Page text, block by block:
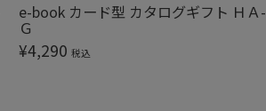
e-book カード型 カタログギフト ＨＡ-
Ｇ
¥4,290 税込